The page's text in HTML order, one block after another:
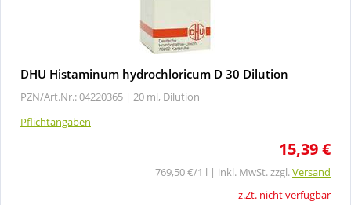
DHU Histaminum hydrochloricum D 30 Dilution
PZN/Art.Nr.: 04220365 | 20 ml, Dilution
Pflichtangaben
15,39 €
769,50 €/1 l | inkl. MwSt. zzgl.Versand
z.Zt. nicht verfügbar